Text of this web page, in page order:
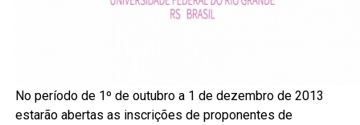
No período de 1º de outubro a 1 de dezembro de 2013
estarão abertas as inscrições de proponentes de